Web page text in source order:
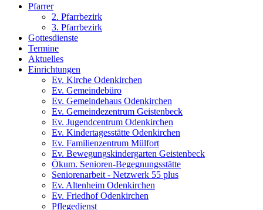
Pfarrer
2. Pfarrbezirk
3. Pfarrbezirk
Gottesdienste
Termine
Aktuelles
Einrichtungen
Ev. Kirche Odenkirchen
Ev. Gemeindebüro
Ev. Gemeindehaus Odenkirchen
Ev. Gemeindezentrum Geistenbeck
Ev. Jugendcentrum Odenkirchen
Ev. Kindertagesstätte Odenkirchen
Ev. Familienzentrum Mülfort
Ev. Bewegungskindergarten Geistenbeck
Ökum. Senioren-Begegnungsstätte
Seniorenarbeit - Netzwerk 55 plus
Ev. Altenheim Odenkirchen
Ev. Friedhof Odenkirchen
Pflegedienst